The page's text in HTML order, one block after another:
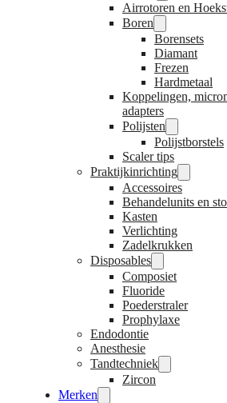
Airrotoren en
Boren
Borensets
Diamant
Frezen
Hardmetaal
Koppelingen,
adapters
Polijsten
Polijstborstels
Scaler tips
Praktijkinrichting
Accessoires
Behandelunits en
Kasten
Verlichting
Zadelkrukken
Disposables
Composiet
Fluoride
Poederstraler
Prophylaxe
Endodontie
Anesthesie
Tandtechniek
Zircon
Merken